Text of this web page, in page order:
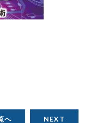
へ NEXT